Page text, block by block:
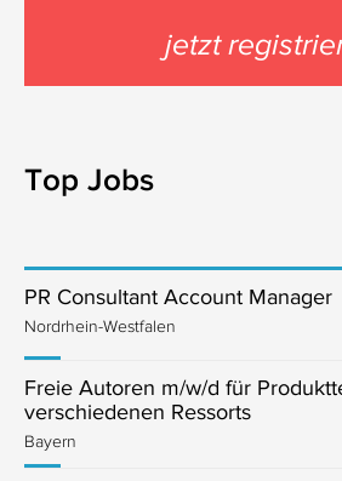
jetzt
Top Jobs
PR Consultant Account Manager
Nordrhein-Westfalen
Freie Autoren m/w/d für
verschiedenen Ressorts
Bayern